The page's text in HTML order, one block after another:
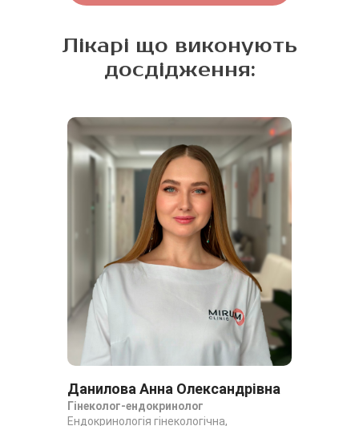
Лікарі що виконують
досдідження:
Данилова Анна Олександрівна
Гінеколог-ендокринолог
Ендокринологія гінекологічна,